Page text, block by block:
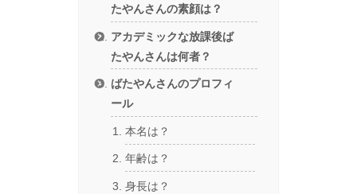
たやんさんの素顔は？
アカデミックな放課後ば
たやんさんは何者？
ばたやんさんのプロフィ
ール
本名は？
年齢は？
身長は？